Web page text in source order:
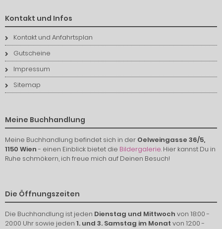
Kontakt und Infos
Kontakt und Anfahrtsplan
Gutscheine
Impressum
Sitemap
Meine Buchhandlung
Meine Buchhandlung befindet sich in der Oelweingasse 36/5,
1150 Wien- einen Einblick bietet die Bildergalerie. Hier kannst Du in
Ruhe schmökern, ich freue mich auf Deinen Besuch!
Die Öffnungszeiten
Die Buchhandlung ist jeden Dienstag und Mittwoch von 18:00 -
20:00 Uhr sowie jeden 1. und 3. Samstag im Monat von 12:00 -